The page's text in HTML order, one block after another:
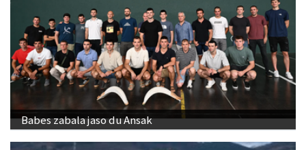
Babes zabala jaso du Ansak